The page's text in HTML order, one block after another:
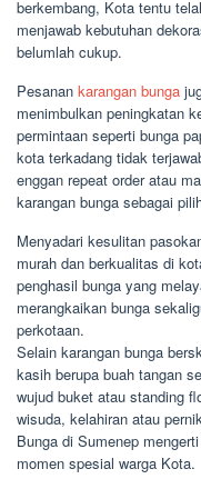
berkembang, Kota tentu
menjawab kebutuhan
belumlah cukup.
Pesanan karangan bunga
menimbulkan peningkatan
permintaan seperti bunga
kota terkadang tidak
enggan repeat order atau
karangan bunga sebagai
Menyadari kesulitan
murah dan berkualitas di
penghasil bunga yang
merangkaikan bunga
perkotaan.
Selain karangan bunga
kasih berupa buah tangan
wujud buket atau standing
wisuda, kelahiran atau
Bunga di Sumenep
momen spesial warga Kota.